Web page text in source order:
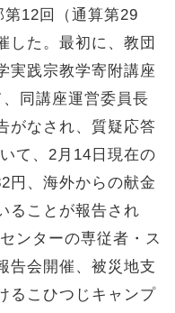
12回（通算第29
した。最初に、教団
実践宗教学寄附講座
同講座運営委員長
がなされ、質疑応答
て、2月14日現在の
円、海外からの献金
ることが報告され
ンターの専従者・ス
告会開催、被災地支
るこひつじキャンプ